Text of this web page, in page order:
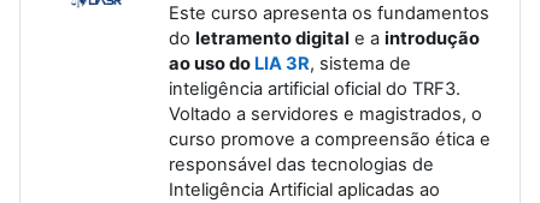
Este curso apresenta os fundamentos
do letramento digital e a introdução
ao uso do LIA 3R, sistema de
inteligência artificial oficial do TRF3.
Voltado a servidores e magistrados, o
curso promove a compreensão ética e
responsável das tecnologias de
Inteligência Artificial aplicadas ao